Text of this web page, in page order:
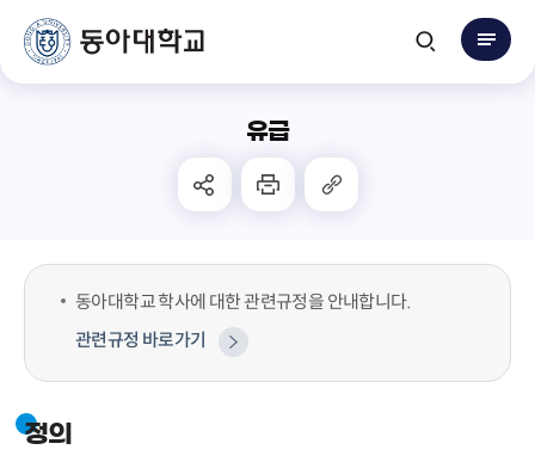
유급
동아대학교 학사에 대한 관련규정을 안내합니다.
관련규정 바로가기
정의